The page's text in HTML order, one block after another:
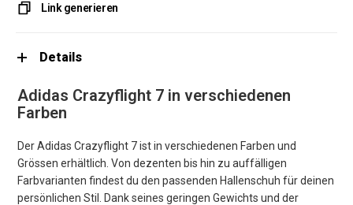
Link generieren
Details
Adidas Crazyflight 7 in verschiedenen
Farben
Der Adidas Crazyflight 7 ist in verschiedenen Farben und
Grössen erhältlich. Von dezenten bis hin zu auffälligen
Farbvarianten findest du den passenden Hallenschuh für deinen
persönlichen Stil. Dank seines geringen Gewichts und der